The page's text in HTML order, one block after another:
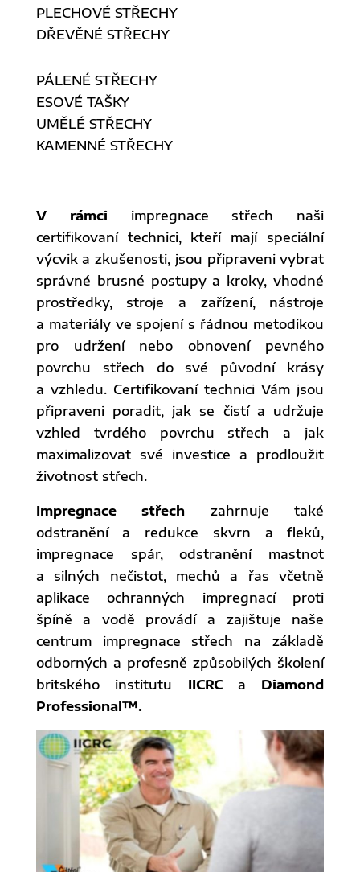
PLECHOVÉ STŘECHY
DŘEVĚNÉ STŘECHY
PÁLENÉ STŘECHY
ESOVÉ TAŠKY
UMĚLÉ STŘECHY
KAMENNÉ STŘECHY
V rámci impregnace střech naši
certifikovaní technici, kteří mají speciální
výcvik a zkušenosti, jsou připraveni vybrat
správné brusné postupy a kroky, vhodné
prostředky, stroje a zařízení, nástroje
a materiály ve spojení s řádnou metodikou
pro udržení nebo obnovení pevného
povrchu střech do své původní krásy
a vzhledu. Certifikovaní technici Vám jsou
připraveni poradit, jak se čistí a udržuje
vzhled tvrdého povrchu střech a jak
maximalizovat své investice a prodloužit
životnost střech.
Impregnace střech zahrnuje také
odstranění a redukce skvrn a fleků,
impregnace spár, odstranění mastnot
a silných nečistot, mechů a řas včetně
aplikace ochranných impregnací proti
špíně a vodě provádí a zajištuje naše
centrum impregnace střech na základě
odborných a profesně způsobilých školení
britského institutu IICRCa Diamond
Professional™.